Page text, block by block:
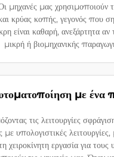
μηχανές μας χρησιμοποιούν
κρύας κοπής, γεγονός που
είναι καθαρή, ανεξάρτητα αν
μικρή ή βιομηχανικής
με ένα
τις λειτουργίες
με υπολογιστικές
χειροκίνητη εργασία για